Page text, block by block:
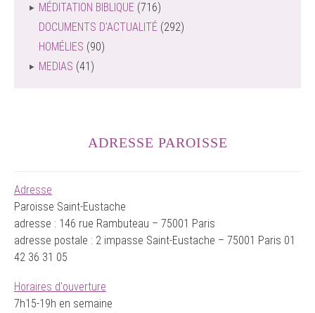
MÉDITATION BIBLIQUE (716)
DOCUMENTS D'ACTUALITÉ (292)
HOMÉLIES (90)
MEDIAS (41)
ADRESSE PAROISSE
Adresse
Paroisse Saint-Eustache
adresse : 146 rue Rambuteau – 75001 Paris
adresse postale : 2 impasse Saint-Eustache – 75001 Paris 01
42 36 31 05
Horaires d'ouverture
7h15-19h en semaine